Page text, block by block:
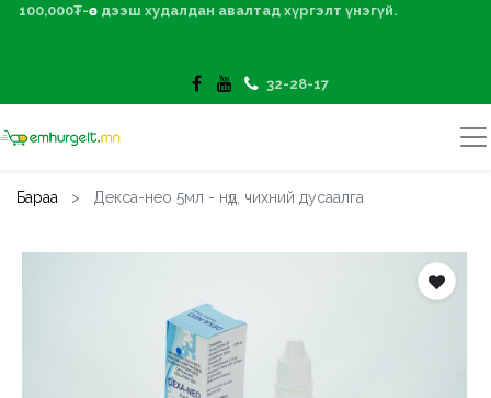
100,000₮-өөс дээш худалдан авалтад хүргэлт үнэгүй.
32-28-17
Бараа Декса-нео 5мл - нүд, чихний дусаалга